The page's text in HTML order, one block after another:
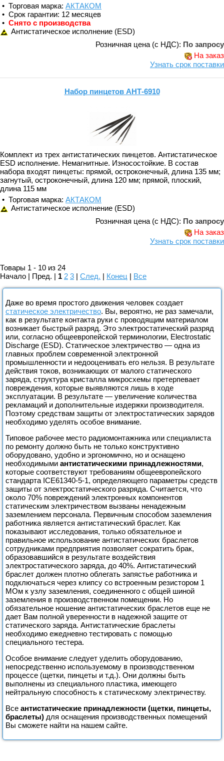
• Торговая марка: АКТАКОМ
• Срок гарантии: 12 месяцев
• Снято с производства
Антистатическое исполнение (ESD)
Розничная цена (с НДС): По запросу
На заказ
Узнать срок поставки
Набор пинцетов АНТ-6910
Комплект из трех антистатических пинцетов. Антистатическое
ESD исполнение. Немагнитные. Износостойкие. В состав
набора входят пинцеты: прямой, остроконечный, длина 135 мм;
загнутый, остроконечный, длина 120 мм; прямой, плоский,
длина 115 мм
• Торговая марка: АКТАКОМ
Антистатическое исполнение (ESD)
Розничная цена (с НДС): По запросу
На заказ
Узнать срок поставки
Товары 1 - 10 из 24
Начало | Пред. | 1 2 3 | След. | Конец | Все
Даже во время простого движения человек создает
статическое электричество. Вы, вероятно, не раз замечали,
как в результате контакта руки с проводящим материалом
возникает быстрый разряд. Это электростатический разряд
или, согласно общеевропейской терминологии, Electrostatic
Discharge (ESD). Статическое электричество — одна из
главных проблем современной электронной
промышленности и недооценивать его нельзя. В результате
действия токов, возникающих от малого статического
заряда, структура кристалла микросхемы претерпевает
повреждения, которые выявляются лишь в ходе
эксплуатации. В результате — увеличение количества
рекламаций и дополнительные издержки производителя.
Поэтому средствам защиты от электростатических зарядов
необходимо уделять особое внимание.
Типовое рабочее место радиомонтажника или специалиста
по ремонту должно быть не только конструктивно
оборудовано, удобно и эргономично, но и оснащено
необходимыми антистатическими принадлежностями,
которые соответствуют требованиям общеевропейского
стандарта ICE61340-5-1, определяющего параметры средств
защиты от электростатического разряда. Считается, что
около 70% повреждений электронных компонентов
статическим электричеством вызваны ненадежным
заземлением персонала. Первичным способом заземления
работника является антистатический браслет. Как
показывают исследования, только обязательное и
правильное использование антистатических браслетов
сотрудниками предприятия позволяет сократить брак,
образовавшийся в результате воздействия
электростатического заряда, до 40%. Антистатический
браслет должен плотно облегать запястье работника и
подключаться через клипсу со встроенным резистором 1
МОм к узлу заземления, соединенного с общей шиной
заземления в производственном помещении. Но
обязательное ношение антистатических браслетов еще не
дает Вам полной уверенности в надежной защите от
статического заряда. Антистатические браслеты
необходимо ежедневно тестировать с помощью
специального тестера.
Особое внимание следует уделить оборудованию,
непосредственно используемому в производственном
процессе (щетки, пинцеты и т.д.). Они должны быть
выполнены из специального пластика, имеющего
нейтральную способность к статическому электричеству.
Все антистатические принадлежности (щетки, пинцеты,
браслеты) для оснащения производственных помещений
Вы сможете найти на нашем сайте.